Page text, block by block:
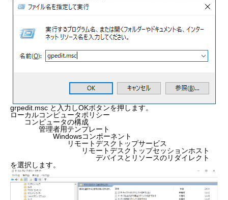
grpedit.msc と入力しOKボタンを押します。
ローカルコンピュータポリシー
コンピュータの構成
管理者用テンプレート
Windowsコンポーネント
リモートデスクトップサービス
リモートデスクトップセッションホスト
デバイスとリソースのリダイレクト
を選択します。